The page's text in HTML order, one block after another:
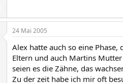
24 Mai 2005
Alex hatte auch so eine
Eltern und auch Martins
seien es die Zähne, das
Zu der zeit habe ich mir oft